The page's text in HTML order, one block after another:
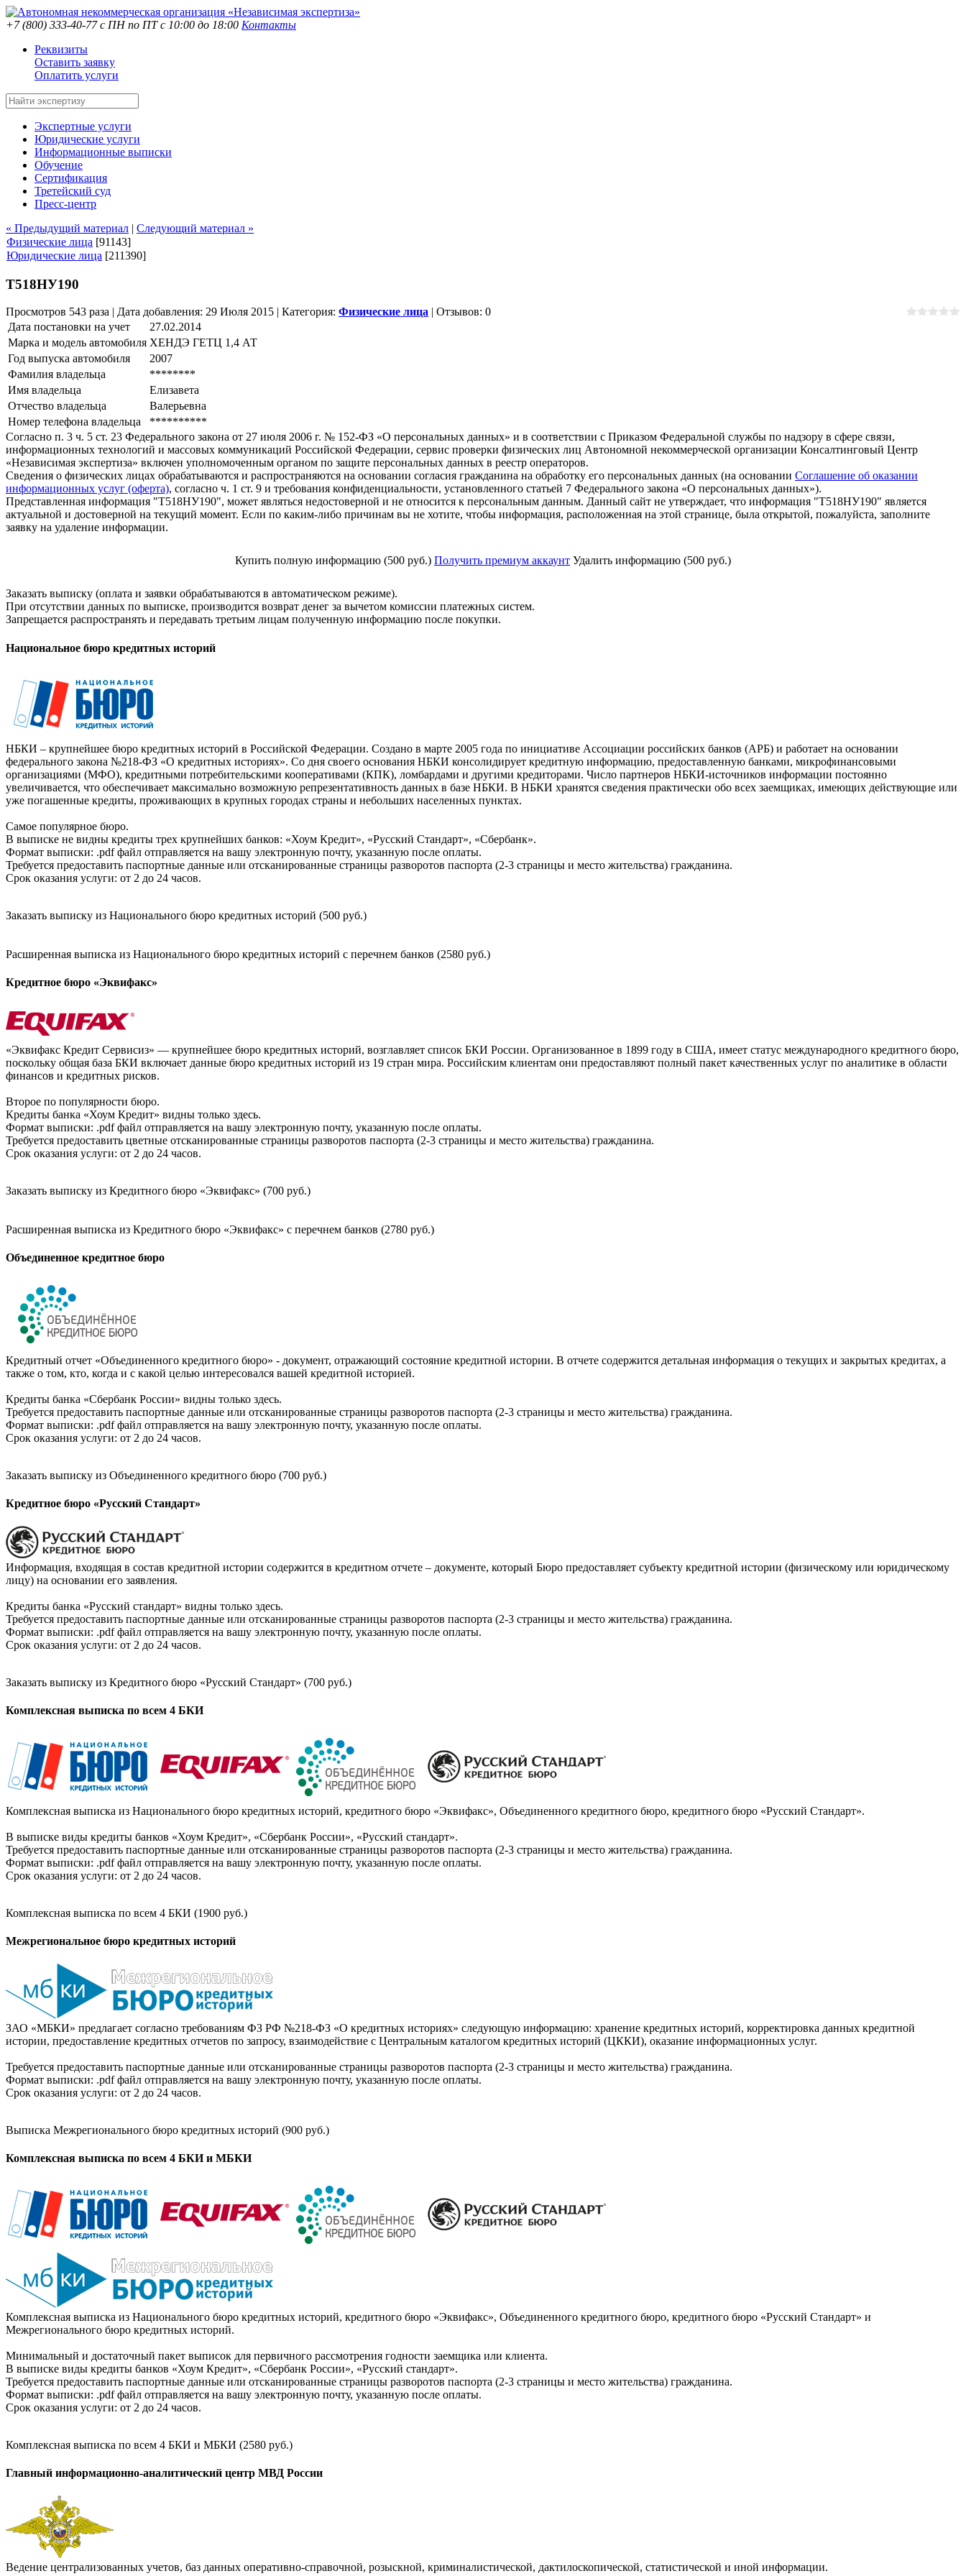
+7 (800) 333-40-77с ПН по ПТ с 10:00 до 18:00 Контакты
Реквизиты
Оставить заявку
Оплатить услуги
Экспертные услуги
Юридические услуги
Информационные выписки
Обучение
Сертификация
Третейский суд
Пресс-центр
« Предыдущий материал | Следующий материал »
Физические лица [91143]
Юридические лица [211390]
Т518НУ190
Просмотров 543 раза | Дата добавления: 29 Июля 2015 | Категория: Физические лица | Отзывов: 0
Дата постановки на учет
27.02.2014
Марка и модель автомобиля ХЕНДЭ ГЕТЦ 1,4 АТ
Год выпуска автомобиля
2007
Фамилия владельца
********
Имя владельца
Елизавета
Отчество владельца
Валерьевна
Номер телефона владельца
**********
Согласно п. 3 ч. 5 ст. 23 Федерального закона от 27 июля 2006 г. № 152-ФЗ «О персональных данных» и в соответствии с Приказом Федеральной службы по надзору в сфере связи,
информационных технологий и массовых коммуникаций Российской Федерации, сервис проверки физических лиц Автономной некоммерческой организации Консалтинговый Центр
«Независимая экспертиза» включен уполномоченным органом по защите персональных данных в реестр операторов.
Сведения о физических лицах обрабатываются и распространяются на основании согласия гражданина на обработку его персональных данных (на основании Соглашение об оказании
информационных услуг (оферта), согласно ч. 1 ст. 9 и требования конфиденциальности, установленного статьей 7 Федерального закона «О персональных данных»).
Представленная информация "Т518НУ190", может являться недостоверной и не относится к персональным данным. Данный сайт не утверждает, что информация "Т518НУ190" является
актуальной и достоверной на текущий момент. Если по каким-либо причинам вы не хотите, чтобы информация, расположенная на этой странице, была открытой, пожалуйста, заполните
заявку на удаление информации.
Купить полную информацию (500 руб.) Получить премиум аккаунт Удалить информацию (500 руб.)
Заказать выписку (оплата и заявки обрабатываются в автоматическом режиме).
При отсутствии данных по выписке, производится возврат денег за вычетом комиссии платежных систем.
Запрещается распространять и передавать третьим лицам полученную информацию после покупки.
Национальное бюро кредитных историй
НБКИ – крупнейшее бюро кредитных историй в Российской Федерации. Создано в марте 2005 года по инициативе Ассоциации российских банков (АРБ) и работает на основании
федерального закона №218-ФЗ «О кредитных историях». Со дня своего основания НБКИ консолидирует кредитную информацию, предоставленную банками, микрофинансовыми
организациями (МФО), кредитными потребительскими кооперативами (КПК), ломбардами и другими кредиторами. Число партнеров НБКИ-источников информации постоянно
увеличивается, что обеспечивает максимально возможную репрезентативность данных в базе НБКИ. В НБКИ хранятся сведения практически обо всех заемщиках, имеющих действующие или
уже погашенные кредиты, проживающих в крупных городах страны и небольших населенных пунктах.
Самое популярное бюро.
В выписке не видны кредиты трех крупнейших банков: «Хоум Кредит», «Русский Стандарт», «Сбербанк».
Формат выписки: .pdf файл отправляется на вашу электронную почту, указанную после оплаты.
Требуется предоставить паспортные данные или отсканированные страницы разворотов паспорта (2-3 страницы и место жительства) гражданина.
Срок оказания услуги: от 2 до 24 часов.
Заказать выписку из Национального бюро кредитных историй (500 руб.)
Расширенная выписка из Национального бюро кредитных историй с перечнем банков (2580 руб.)
Кредитное бюро «Эквифакс»
«Эквифакс Кредит Сервисиз» — крупнейшее бюро кредитных историй, возглавляет список БКИ России. Организованное в 1899 году в США, имеет статус международного кредитного бюро,
поскольку общая база БКИ включает данные бюро кредитных историй из 19 стран мира. Российским клиентам они предоставляют полный пакет качественных услуг по аналитике в области
финансов и кредитных рисков.
Второе по популярности бюро.
Кредиты банка «Хоум Кредит» видны только здесь.
Формат выписки: .pdf файл отправляется на вашу электронную почту, указанную после оплаты.
Требуется предоставить цветные отсканированные страницы разворотов паспорта (2-3 страницы и место жительства) гражданина.
Срок оказания услуги: от 2 до 24 часов.
Заказать выписку из Кредитного бюро «Эквифакс» (700 руб.)
Расширенная выписка из Кредитного бюро «Эквифакс» с перечнем банков (2780 руб.)
Объединенное кредитное бюро
Кредитный отчет «Объединенного кредитного бюро» - документ, отражающий состояние кредитной истории. В отчете содержится детальная информация о текущих и закрытых кредитах, а
также о том, кто, когда и с какой целью интересовался вашей кредитной историей.
Кредиты банка «Сбербанк России» видны только здесь.
Требуется предоставить паспортные данные или отсканированные страницы разворотов паспорта (2-3 страницы и место жительства) гражданина.
Формат выписки: .pdf файл отправляется на вашу электронную почту, указанную после оплаты.
Срок оказания услуги: от 2 до 24 часов.
Заказать выписку из Объединенного кредитного бюро (700 руб.)
Кредитное бюро «Русский Стандарт»
Информация, входящая в состав кредитной истории содержится в кредитном отчете – документе, который Бюро предоставляет субъекту кредитной истории (физическому или юридическому
лицу) на основании его заявления.
Кредиты банка «Русский стандарт» видны только здесь.
Требуется предоставить паспортные данные или отсканированные страницы разворотов паспорта (2-3 страницы и место жительства) гражданина.
Формат выписки: .pdf файл отправляется на вашу электронную почту, указанную после оплаты.
Срок оказания услуги: от 2 до 24 часов.
Заказать выписку из Кредитного бюро «Русский Стандарт» (700 руб.)
Комплексная выписка по всем 4 БКИ
Комплексная выписка из Национального бюро кредитных историй, кредитного бюро «Эквифакс», Объединенного кредитного бюро, кредитного бюро «Русский Стандарт».
В выписке виды кредиты банков «Хоум Кредит», «Сбербанк России», «Русский стандарт».
Требуется предоставить паспортные данные или отсканированные страницы разворотов паспорта (2-3 страницы и место жительства) гражданина.
Формат выписки: .pdf файл отправляется на вашу электронную почту, указанную после оплаты.
Срок оказания услуги: от 2 до 24 часов.
Комплексная выписка по всем 4 БКИ (1900 руб.)
Межрегиональное бюро кредитных историй
ЗАО «МБКИ» предлагает согласно требованиям ФЗ РФ №218-ФЗ «О кредитных историях» следующую информацию: хранение кредитных историй, корректировка данных кредитной
истории, предоставление кредитных отчетов по запросу, взаимодействие с Центральным каталогом кредитных историй (ЦККИ), оказание информационных услуг.
Требуется предоставить паспортные данные или отсканированные страницы разворотов паспорта (2-3 страницы и место жительства) гражданина.
Формат выписки: .pdf файл отправляется на вашу электронную почту, указанную после оплаты.
Срок оказания услуги: от 2 до 24 часов.
Выписка Межрегионального бюро кредитных историй (900 руб.)
Комплексная выписка по всем 4 БКИ и МБКИ
Комплексная выписка из Национального бюро кредитных историй, кредитного бюро «Эквифакс», Объединенного кредитного бюро, кредитного бюро «Русский Стандарт» и
Межрегионального бюро кредитных историй.
Минимальный и достаточный пакет выписок для первичного рассмотрения годности заемщика или клиента.
В выписке виды кредиты банков «Хоум Кредит», «Сбербанк России», «Русский стандарт».
Требуется предоставить паспортные данные или отсканированные страницы разворотов паспорта (2-3 страницы и место жительства) гражданина.
Формат выписки: .pdf файл отправляется на вашу электронную почту, указанную после оплаты.
Срок оказания услуги: от 2 до 24 часов.
Комплексная выписка по всем 4 БКИ и МБКИ (2580 руб.)
Главный информационно-аналитический центр МВД России
Ведение централизованных учетов, баз данных оперативно-справочной, розыскной, криминалистической, дактилоскопической, статистической и иной информации.